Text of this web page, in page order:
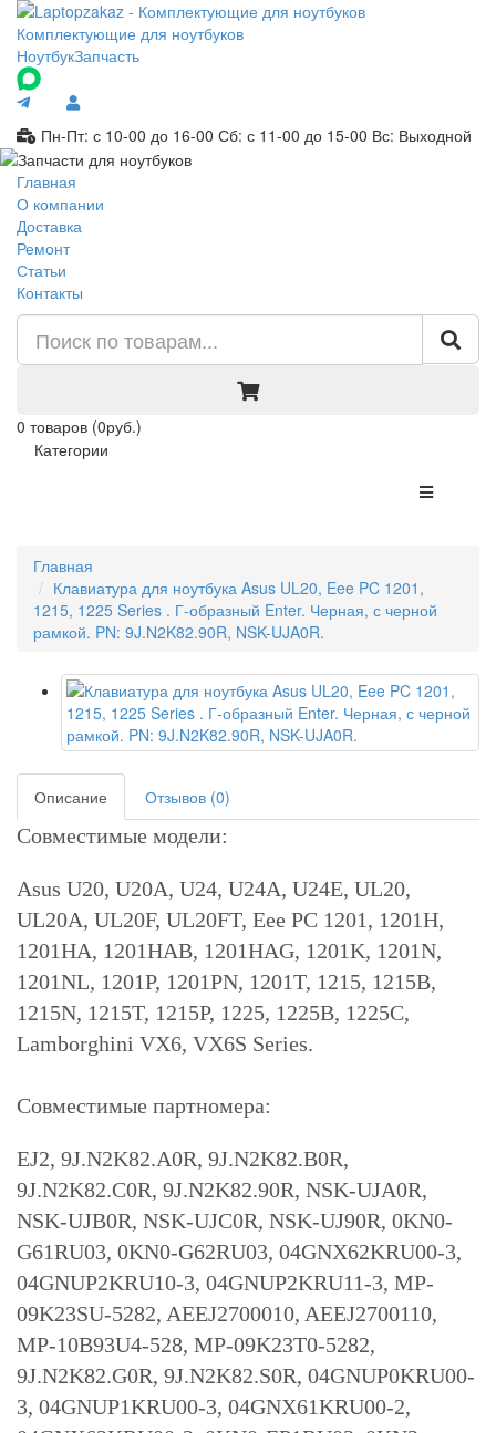
Комплектующие для ноутбуков
НоутбукЗапчасть
Пн-Пт: с 10-00 до 16-00 Сб: с 11-00 до 15-00 Вс: Выходной
Главная
О компании
Доставка
Ремонт
Статьи
Контакты
0 товаров (0руб.)
Категории
Главная
Клавиатура для ноутбука Asus UL20, Eee PC 1201,
1215, 1225 Series . Г-образный Enter. Черная, с черной
рамкой. PN: 9J.N2K82.90R, NSK-UJA0R.
Описание Отзывов (0)
Совместимые модели:
Asus U20, U20A, U24, U24A, U24E, UL20,
UL20A, UL20F, UL20FT, Eee PC 1201, 1201H,
1201HA, 1201HAB, 1201HAG, 1201K, 1201N,
1201NL, 1201P, 1201PN, 1201T, 1215, 1215B,
1215N, 1215T, 1215P, 1225, 1225B, 1225C,
Lamborghini VX6, VX6S Series.
Совместимые партномера:
EJ2, 9J.N2K82.A0R, 9J.N2K82.B0R,
9J.N2K82.C0R, 9J.N2K82.90R, NSK-UJA0R,
NSK-UJB0R, NSK-UJC0R, NSK-UJ90R, 0KN0-
G61RU03, 0KN0-G62RU03, 04GNX62KRU00-3,
04GNUP2KRU10-3, 04GNUP2KRU11-3, MP-
09K23SU-5282, AEEJ2700010, AEEJ2700110,
MP-10B93U4-528, MP-09K23T0-5282,
9J.N2K82.G0R, 9J.N2K82.S0R, 04GNUP0KRU00-
3, 04GNUP1KRU00-3, 04GNX61KRU00-2,